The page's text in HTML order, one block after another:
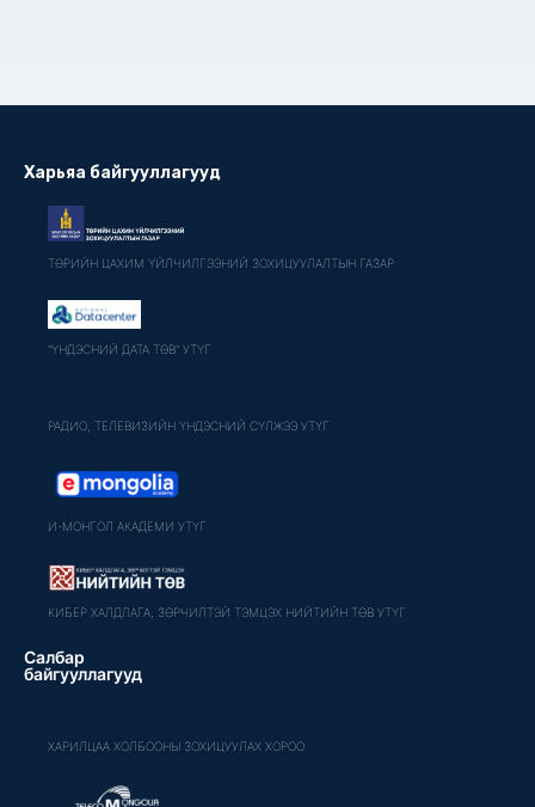
Харьяа байгууллагууд
ТӨРИЙН ЦАХИМ ҮЙЛЧИЛГЭЭНИЙ ЗОХИЦУУЛАЛТЫН ГАЗАР
"ҮНДЭСНИЙ ДАТА ТӨВ" УТҮГ
РАДИО, ТЕЛЕВИЗИЙН ҮНДЭСНИЙ СҮЛЖЭЭ УТҮГ
И-МОНГОЛ АКАДЕМИ УТҮГ
КИБЕР ХАЛДЛАГА, ЗӨРЧИЛТЭЙ ТЭМЦЭХ НИЙТИЙН ТӨВ УТҮГ
Салбар
байгууллагууд
ХАРИЛЦАА ХОЛБООНЫ ЗОХИЦУУЛАХ ХОРОО